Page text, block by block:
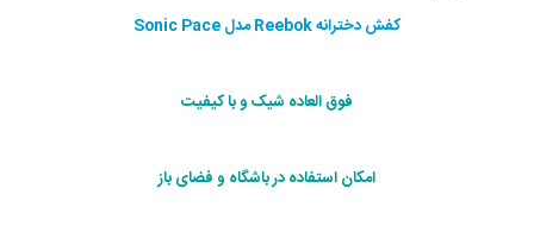
کفش دخترانه Reebok مدل Sonic Pace
فوق العاده شیک و با کیفیت
امکان استفاده در باشگاه و فضای باز